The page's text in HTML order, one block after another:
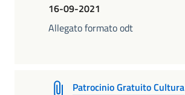
16-09-2021
Allegato formato odt
Patrocinio Gratuito Cultura